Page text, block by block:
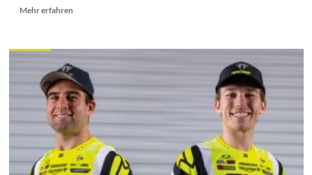
Mehr erfahrenMehr
Im
Gespräch
mit
Jan
Krug
–
dem
neuen
Dörr
Motorsport